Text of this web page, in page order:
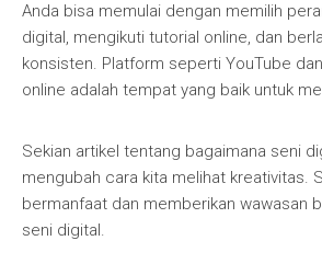
Anda bisa memulai dengan memilih
digital, mengikuti tutorial online, dan
konsisten. Platform seperti YouTube
online adalah tempat yang baik untuk
Sekian artikel tentang bagaimana seni
mengubah cara kita melihat kreativitas.
bermanfaat dan memberikan wawasan
seni digital.